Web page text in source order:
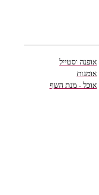
אופנה וסטייל
אומנות
אוכל - מנת השף